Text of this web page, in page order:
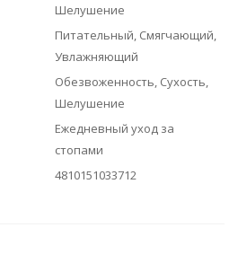
Шелушение
Питательный, Смягчающий,
Увлажняющий
Обезвоженность, Сухость,
Шелушение
Ежедневный уход за
стопами
4810151033712